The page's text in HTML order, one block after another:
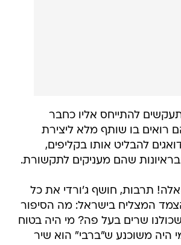
להתייחס אליו כחבר
רואים בו שותף מלא ליצירת
להבליט אותו בקליפים,
שהם מעניקים לתקשורת.
תרבות, חושף ג'ורדי את כל
המצליח בישראל: מה הסיפור
שרים בעל פה? מי היה בטוח
היה משוכנע ש"ברבי" הוא שיר